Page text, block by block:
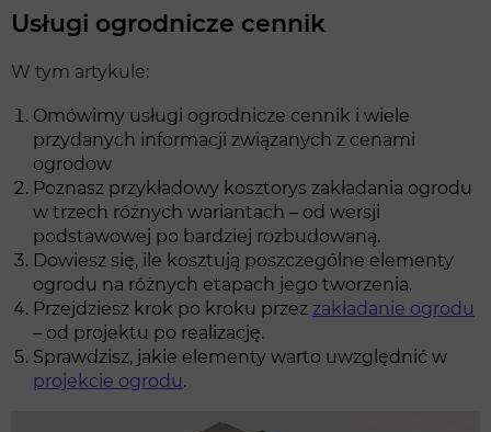
Usługi ogrodnicze cennik
W tym artykule:
Omówimy usługi ogrodnicze cennik i wiele
przydanych informacji związanych z cenami
ogrodow
Poznasz przykładowy kosztorys zakładania ogrodu
w trzech różnych wariantach – od wersji
podstawowej po bardziej rozbudowaną.
Dowiesz się, ile kosztują poszczególne elementy
ogrodu na różnych etapach jego tworzenia.
Przejdziesz krok po kroku przez zakładanie ogrodu
– od projektu po realizację.
Sprawdzisz, jakie elementy warto uwzględnić w
projekcie ogrodu.